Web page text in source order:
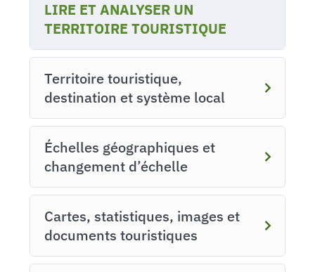
LIRE ET ANALYSER UN
TERRITOIRE TOURISTIQUE
Territoire touristique,
destination et système local
Échelles géographiques et
changement d’échelle
Cartes, statistiques, images et
documents touristiques